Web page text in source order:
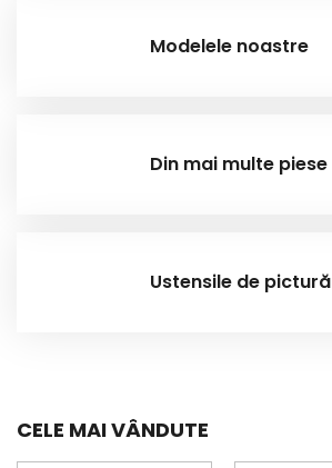
Modelele noastre
Din mai multe piese
Ustensile de pictură
CELE MAI VÂNDUTE